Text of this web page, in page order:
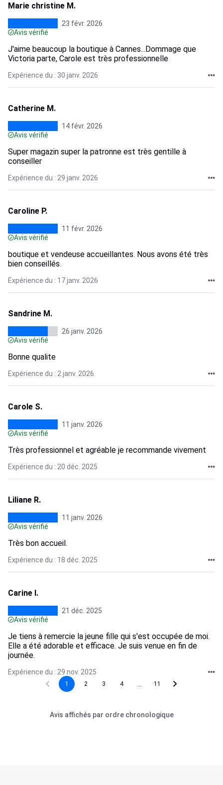
Marie christine M.
23 févr. 2026
Avis vérifié
J'aime beaucoup la boutique à Cannes...Dommage que
Victoria parte, Carole est très professionnelle
Expérience du : 30 janv. 2026
Catherine M.
14 févr. 2026
Avis vérifié
Super magazin super la patronne est très gentille à
conseiller
Expérience du : 29 janv. 2026
Caroline P.
11 févr. 2026
Avis vérifié
boutique et vendeuse accueillantes. Nous avons été très
bien conseillés.
Expérience du : 17 janv. 2026
Sandrine M.
26 janv. 2026
Avis vérifié
Bonne qualite
Expérience du : 2 janv. 2026
Carole S.
11 janv. 2026
Avis vérifié
Très professionnel et agréable je recommande vivement
Expérience du : 20 déc. 2025
Liliane R.
11 janv. 2026
Avis vérifié
Très bon accueil.
Expérience du : 18 déc. 2025
Carine I.
21 déc. 2025
Avis vérifié
Je tiens à remercie la jeune fille qui s'est occupée de moi.
Elle a été adorable et efficace. Je suis venue en fin de
journée.
Expérience du : 29 nov. 2025
1 2 3 4 11
Avis affichés par ordre chronologique